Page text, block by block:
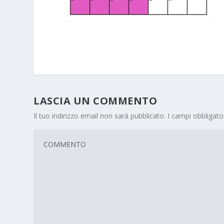
LASCIA UN COMMENTO
Il tuo indirizzo email non sarà pubblicato. I campi